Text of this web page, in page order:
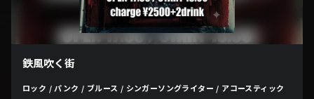
鉄風吹く街
ロック / パンク / ブルース / シンガーソングライター / アコースティック